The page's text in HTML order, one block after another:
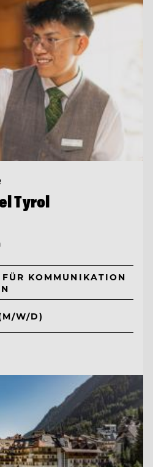
Tyrol
KOMMUNIKATION
W/D)